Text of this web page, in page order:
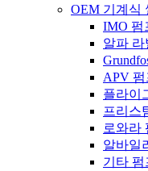
OEM 기계식
IMO 펌
알파 라
APV 펌
플라이
프리스
로와라
알바일
기타 펌